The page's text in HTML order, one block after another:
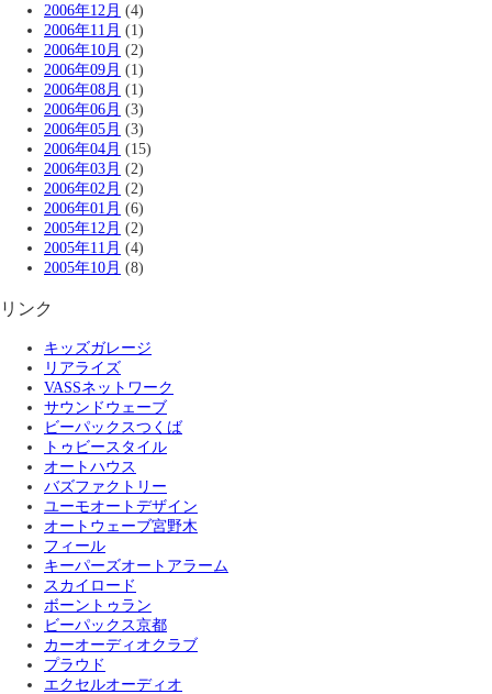
2006年12月 (4)
2006年11月 (1)
2006年10月 (2)
2006年09月 (1)
2006年08月 (1)
2006年06月 (3)
2006年05月 (3)
2006年04月 (15)
2006年03月 (2)
2006年02月 (2)
2006年01月 (6)
2005年12月 (2)
2005年11月 (4)
2005年10月 (8)
リンク
キッズガレージ
リアライズ
VASSネットワーク
サウンドウェーブ
ビーパックスつくば
トゥビースタイル
オートハウス
バズファクトリー
ユーモオートデザイン
オートウェーブ宮野木
フィール
キーパーズオートアラーム
スカイロード
ボーントゥラン
ビーパックス京都
カーオーディオクラブ
プラウド
エクセルオーディオ